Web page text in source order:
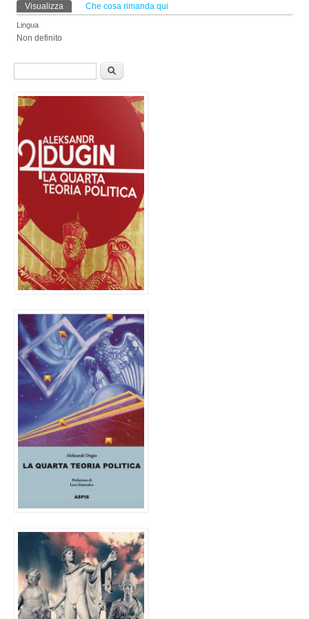
Schede primarie
Visualizza (scheda attiva)
Che cosa rimanda qui
Lingua
Non definito
Form di ricerca